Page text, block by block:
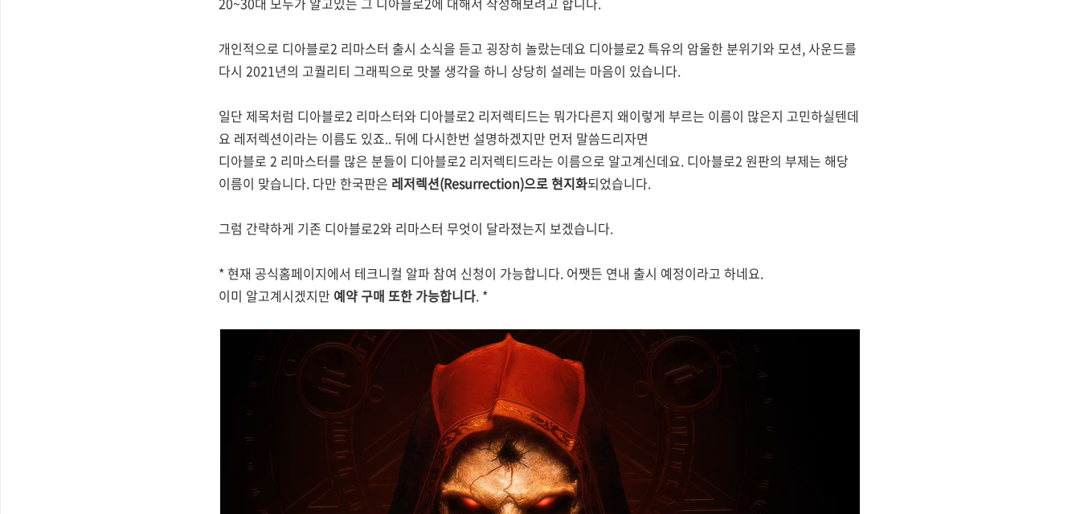
개인적으로 디아블로2 리마스터 출시 소식을 듣고 굉장히 놀랐는데요 디아블로2 특유의 암울한 분위기와 모션, 사운드를
다시 2021년의 고퀄리티 그래픽으로 맛볼 생각을 하니 상당히 설레는 마음이 있습니다.
일단 제목처럼 디아블로2 리마스터와 디아블로2 리저렉티드는 뭐가다른지 왜이렇게 부르는 이름이 많은지 고민하실텐데
요 레저렉션이라는 이름도 있죠.. 뒤에 다시한번 설명하겠지만 먼저 말씀드리자면
디아블로 2 리마스터를 많은 분들이 디아블로2 리저렉티드라는 이름으로 알고계신데요. 디아블로2 원판의 부제는 해당
이름이 맞습니다. 다만 한국판은 레저렉션(Resurrection)으로 현지화되었습니다.
그럼 간략하게 기존 디아블로2와 리마스터 무엇이 달라졌는지 보겠습니다.
* 현재 공식홈페이지에서 테크니컬 알파 참여 신청이 가능합니다. 어쨋든 연내 출시 예정이라고 하네요.
이미 알고계시겠지만 예약 구매 또한 가능합니다. *